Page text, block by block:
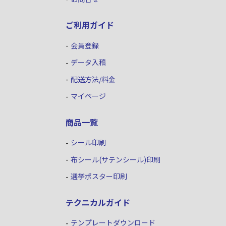
ご利用ガイド
会員登録
データ入稿
配送方法/料金
マイページ
商品一覧
シール印刷
布シール(サテンシール)印刷
選挙ポスター印刷
テクニカルガイド
テンプレートダウンロード